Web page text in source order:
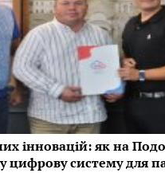
інновацій: як на
цифрову систему для